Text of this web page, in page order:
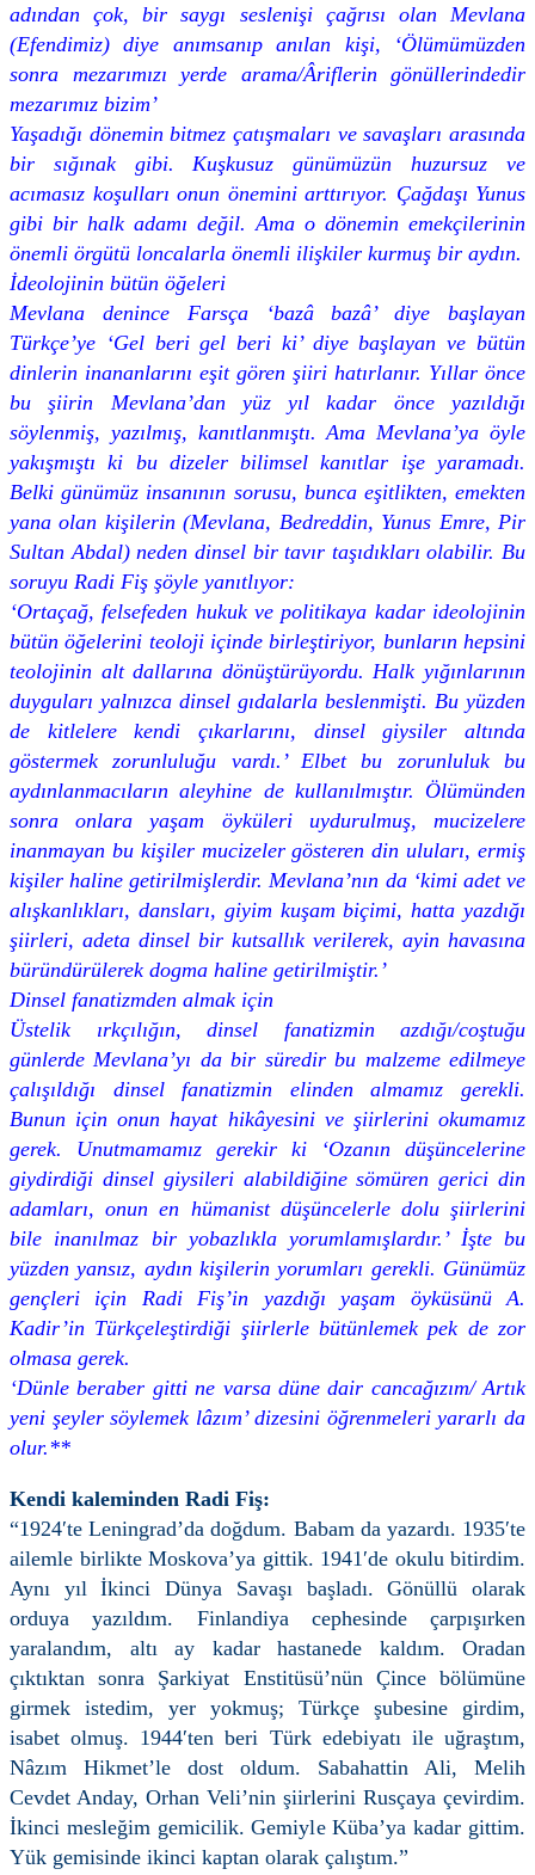
adından çok, bir saygı seslenişi çağrısı olan Mevlana
(Efendimiz) diye anımsanıp anılan kişi, ‘Ölümümüzden
sonra mezarımızı yerde arama/Âriflerin gönüllerindedir
mezarımız bizim’
Yaşadığı dönemin bitmez çatışmaları ve savaşları arasında
bir sığınak gibi. Kuşkusuz günümüzün huzursuz ve
acımasız koşulları onun önemini arttırıyor. Çağdaşı Yunus
gibi bir halk adamı değil. Ama o dönemin emekçilerinin
önemli örgütü loncalarla önemli ilişkiler kurmuş bir aydın.
İdeolojinin bütün öğeleri
Mevlana denince Farsça ‘bazâ bazâ’ diye başlayan
Türkçe’ye ‘Gel beri gel beri ki’ diye başlayan ve bütün
dinlerin inananlarını eşit gören şiiri hatırlanır. Yıllar önce
bu şiirin Mevlana’dan yüz yıl kadar önce yazıldığı
söylenmiş, yazılmış, kanıtlanmıştı. Ama Mevlana’ya öyle
yakışmıştı ki bu dizeler bilimsel kanıtlar işe yaramadı.
Belki günümüz insanının sorusu, bunca eşitlikten, emekten
yana olan kişilerin (Mevlana, Bedreddin, Yunus Emre, Pir
Sultan Abdal) neden dinsel bir tavır taşıdıkları olabilir. Bu
soruyu Radi Fiş şöyle yanıtlıyor:
‘Ortaçağ, felsefeden hukuk ve politikaya kadar ideolojinin
bütün öğelerini teoloji içinde birleştiriyor, bunların hepsini
teolojinin alt dallarına dönüştürüyordu. Halk yığınlarının
duyguları yalnızca dinsel gıdalarla beslenmişti. Bu yüzden
de kitlelere kendi çıkarlarını, dinsel giysiler altında
göstermek zorunluluğu vardı.’ Elbet bu zorunluluk bu
aydınlanmacıların aleyhine de kullanılmıştır. Ölümünden
sonra onlara yaşam öyküleri uydurulmuş, mucizelere
inanmayan bu kişiler mucizeler gösteren din uluları, ermiş
kişiler haline getirilmişlerdir. Mevlana’nın da ‘kimi adet ve
alışkanlıkları, dansları, giyim kuşam biçimi, hatta yazdığı
şiirleri, adeta dinsel bir kutsallık verilerek, ayin havasına
büründürülerek dogma haline getirilmiştir.’
Dinsel fanatizmden almak için
Üstelik ırkçılığın, dinsel fanatizmin azdığı/coştuğu
günlerde Mevlana’yı da bir süredir bu malzeme edilmeye
çalışıldığı dinsel fanatizmin elinden almamız gerekli.
Bunun için onun hayat hikâyesini ve şiirlerini okumamız
gerek. Unutmamamız gerekir ki ‘Ozanın düşüncelerine
giydirdiği dinsel giysileri alabildiğine sömüren gerici din
adamları, onun en hümanist düşüncelerle dolu şiirlerini
bile inanılmaz bir yobazlıkla yorumlamışlardır.’ İşte bu
yüzden yansız, aydın kişilerin yorumları gerekli. Günümüz
gençleri için Radi Fiş’in yazdığı yaşam öyküsünü A.
Kadir’in Türkçeleştirdiği şiirlerle bütünlemek pek de zor
olmasa gerek.
‘Dünle beraber gitti ne varsa düne dair cancağızım/ Artık
yeni şeyler söylemek lâzım’ dizesini öğrenmeleri yararlı da
olur.**
Kendi kaleminden Radi Fiş:
“1924′te Leningrad’da doğdum. Babam da yazardı. 1935′te
ailemle birlikte Moskova’ya gittik. 1941′de okulu bitirdim.
Aynı yıl İkinci Dünya Savaşı başladı. Gönüllü olarak
orduya yazıldım. Finlandiya cephesinde çarpışırken
yaralandım, altı ay kadar hastanede kaldım. Oradan
çıktıktan sonra Şarkiyat Enstitüsü’nün Çince bölümüne
girmek istedim, yer yokmuş; Türkçe şubesine girdim,
isabet olmuş. 1944′ten beri Türk edebiyatı ile uğraştım,
Nâzım Hikmet’le dost oldum. Sabahattin Ali, Melih
Cevdet Anday, Orhan Veli’nin şiirlerini Rusçaya çevirdim.
İkinci mesleğim gemicilik. Gemiyle Küba’ya kadar gittim.
Yük gemisinde ikinci kaptan olarak çalıştım.”